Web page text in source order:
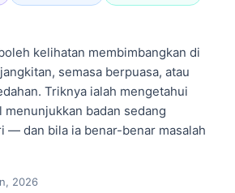
kelihatan membimbangkan di
semasa berpuasa, atau
Triknya ialah mengetahui
menunjukkan badan sedang
— dan bila ia benar-benar masalah
2026